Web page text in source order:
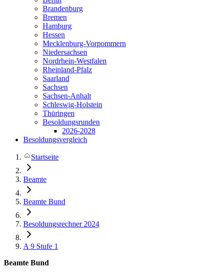
Brandenburg
Bremen
Hamburg
Hessen
Mecklenburg-Vorpommern
Niedersachsen
Nordrhein-Westfalen
Rheinland-Pfalz
Saarland
Sachsen
Sachsen-Anhalt
Schleswig-Holstein
Thüringen
Besoldungsrunden
2026-2028
Besoldungsvergleich
Startseite
Beamte
Beamte Bund
Besoldungsrechner 2024
A 9 Stufe 1
Beamte Bund